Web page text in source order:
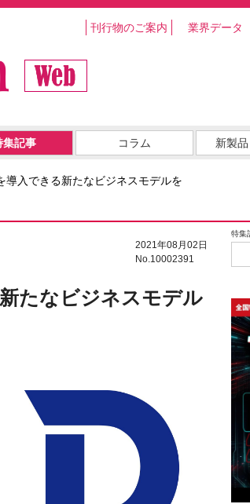
刊行物のご案内 業界データ
集記事 コラム 新製
導入できる新たなビジネスモデルを
特集
2021年08月02日
No.10002391
たなビジネスモデル